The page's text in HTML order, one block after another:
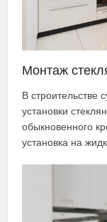
Монтаж
В строительстве
установки
обыкновенного
установка на